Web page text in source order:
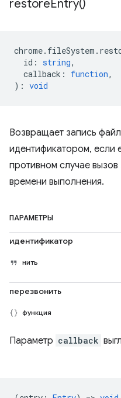
restoreEntry()
chrome. fileSystem .
id : string,
callback : function,
) : void
Возвращает запись
идентификатором, если
противном случае
времени выполнения.
ПАРАМЕТРЫ
идентификатор
нить
перезвонить
функция
Параметр callback